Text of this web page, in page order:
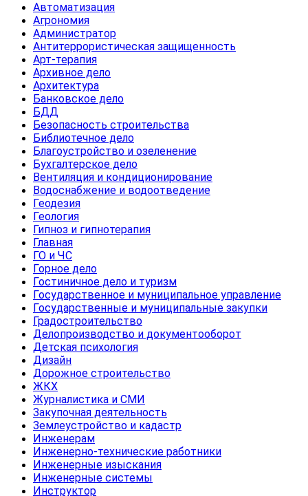
Автоматизация
Агрономия
Администратор
Антитеррористическая защищенность
Арт-терапия
Архивное дело
Архитектура
Банковское дело
БДД
Безопасность строительства
Библиотечное дело
Благоустройство и озеленение
Бухгалтерское дело
Вентиляция и кондиционирование
Водоснабжение и водоотведение
Геодезия
Геология
Гипноз и гипнотерапия
Главная
ГО и ЧС
Горное дело
Гостиничное дело и туризм
Государственное и муниципальное управление
Государственные и муниципальные закупки
Градостроительство
Делопроизводство и документооборот
Детская психология
Дизайн
Дорожное строительство
ЖКХ
Журналистика и СМИ
Закупочная деятельность
Землеустройство и кадастр
Инженерам
Инженерно-технические работники
Инженерные изыскания
Инженерные системы
Инструктор